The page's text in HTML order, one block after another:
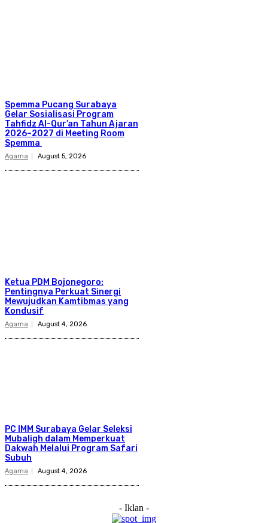
Spemma Pucang Surabaya
Gelar Sosialisasi Program
Tahfidz Al-Qur’an Tahun Ajaran
2026–2027 di Meeting Room
Spemma
Agama August 5, 2026
Ketua PDM Bojonegoro:
Pentingnya Perkuat Sinergi
Mewujudkan Kamtibmas yang
Kondusif
Agama August 4, 2026
PC IMM Surabaya Gelar Seleksi
Mubaligh dalam Memperkuat
Dakwah Melalui Program Safari
Subuh
Agama August 4, 2026
- Iklan -